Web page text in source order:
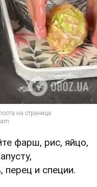
фарш, рис, яйцо,
перец и специи.